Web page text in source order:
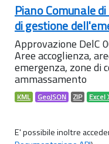
Piano Comunale
di gestione
Approvazione DelC
Aree accoglienza,
emergenza, zone di
ammassamento
KML GeoJSON ZIP Excel
E' possibile inoltre